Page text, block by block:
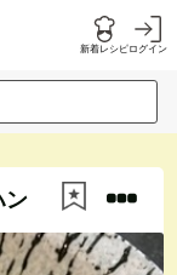
新着レシピログイン
ン